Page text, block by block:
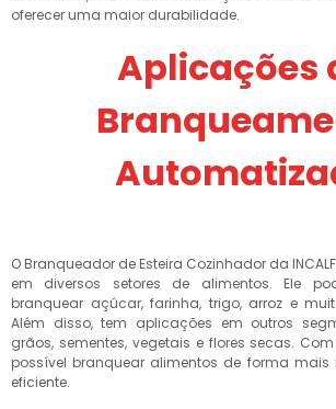
oferecer uma maior durabilidade.
Aplicações
O Branqueador de Esteira Cozinhador da
em diversos setores de alimentos. Ele
branquear açúcar, farinha, trigo, arroz e
Além disso, tem aplicações em outros
grãos, sementes, vegetais e flores secas.
possível branquear alimentos de forma mais
eficiente.